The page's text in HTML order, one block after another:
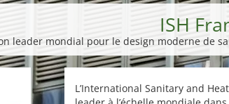
ISH
leader mondial pour le design moderne de
L’International Sanitary and